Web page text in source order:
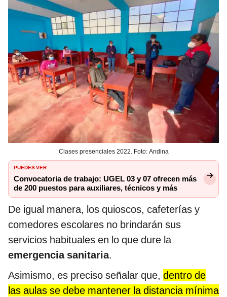
Clases presenciales 2022. Foto: Andina
PUEDES VER:
Convocatoria de trabajo: UGEL 03 y 07 ofrecen más
de 200 puestos para auxiliares, técnicos y más
De igual manera, los quioscos, cafeterías y
comedores escolares no brindarán sus
servicios habituales en lo que dure la
emergencia sanitaria.
Asimismo, es preciso señalar que, dentro de
las aulas se debe mantener la distancia mínima